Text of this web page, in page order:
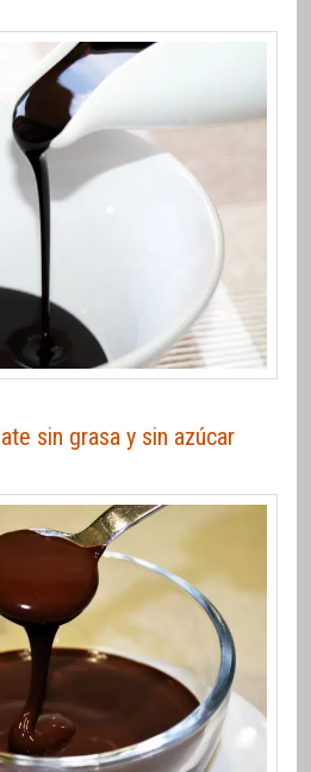
sin grasa y sin azúcar